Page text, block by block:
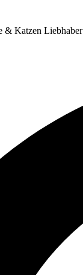
& Katzen Liebhaber